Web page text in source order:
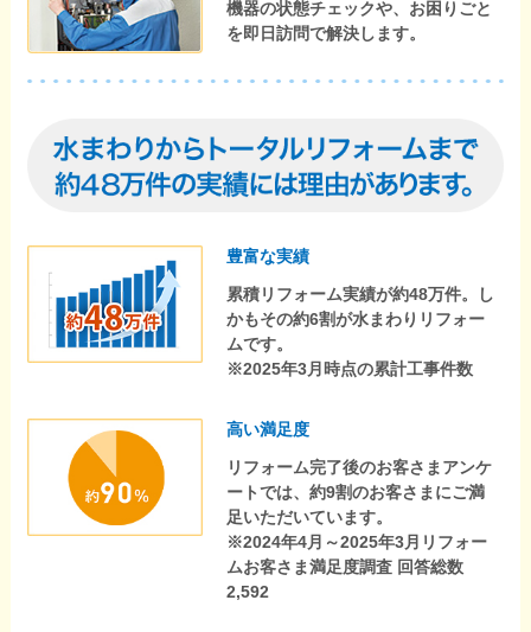
機器の状態チェックや、お困りごと
を即日訪問で解決します。
豊富な実績
累積リフォーム実績が約48万件。し
かもその約6割が水まわりリフォー
ムです。
※2025年3月時点の累計工事件数
高い満足度
リフォーム完了後のお客さまアンケ
ートでは、約9割のお客さまにご満
足いただいています。
※2024年4月～2025年3月リフォー
ムお客さま満足度調査 回答総数
2,592